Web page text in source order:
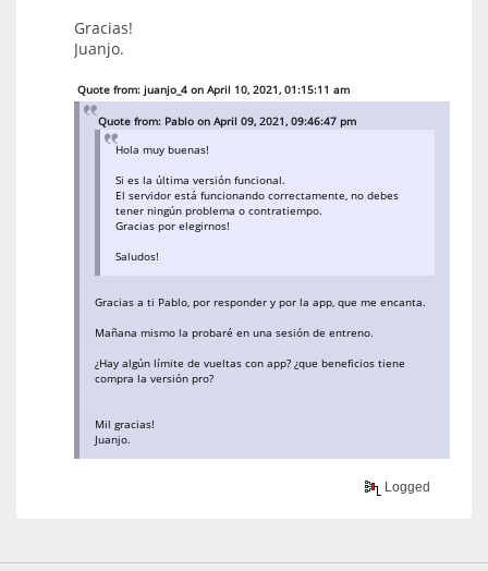
Gracias!
Juanjo.
Quote from: juanjo_4 on April 10, 2021, 01:15:11 am
Quote from: Pablo on April 09, 2021, 09:46:47 pm
Hola muy buenas!
Si es la última versión funcional.
El servidor está funcionando correctamente, no debes
tener ningún problema o contratiempo.
Gracias por elegirnos!
Saludos!
Gracias a ti Pablo, por responder y por la app, que me encanta.
Mañana mismo la probaré en una sesión de entreno.
¿Hay algún límite de vueltas con app? ¿que beneficios tiene
compra la versión pro?
Mil gracias!
Juanjo.
Logged